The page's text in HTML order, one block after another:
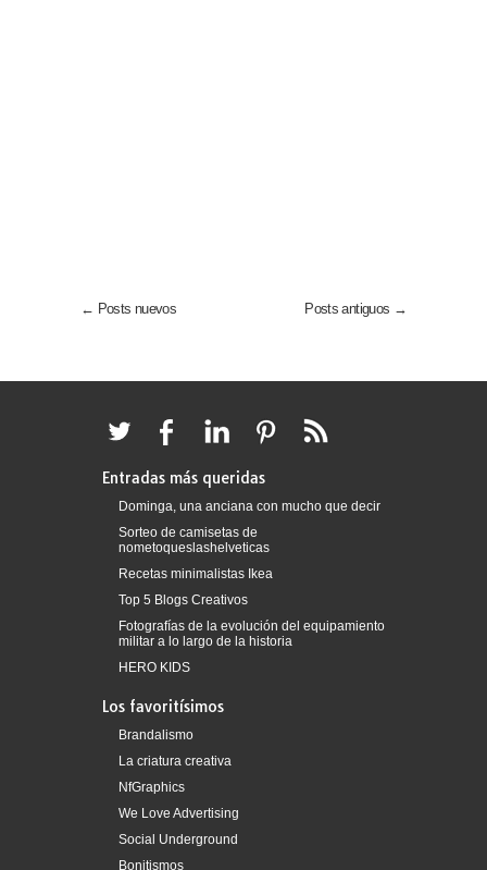
← Posts nuevos Posts antiguos →
Entradas más queridas
Dominga, una anciana con mucho que decir
Sorteo de camisetas de
nometoqueslashelveticas
Recetas minimalistas Ikea
Top 5 Blogs Creativos
Fotografías de la evolución del equipamiento
militar a lo largo de la historia
HERO KIDS
Los favoritísimos
Brandalismo
La criatura creativa
NfGraphics
We Love Advertising
Social Underground
Bonitismos